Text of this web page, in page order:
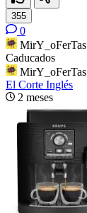
355
0
MirY_oFerTas
Caducados
MirY_oFerTas
El Corte Inglés
2 meses